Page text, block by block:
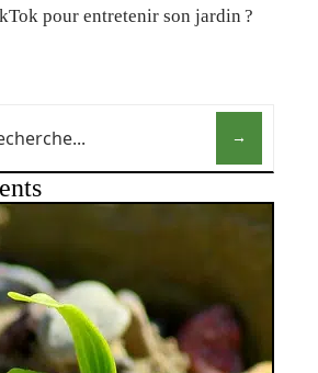
pour entretenir son jardin ?